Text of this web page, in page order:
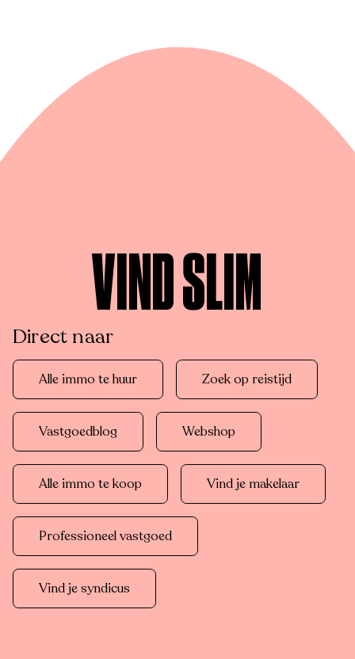
VIND SLIM
Direct naar
Alle immo te huur Zoek op reistijd
Vastgoedblog Webshop
Alle immo te koop Vind je makelaar
Professioneel vastgoed
Vind je syndicus